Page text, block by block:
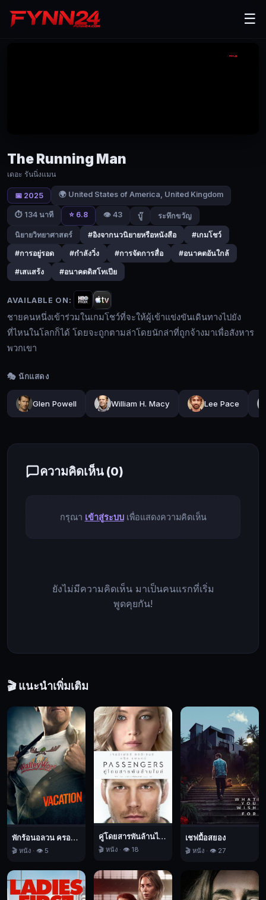
☰
🔍
🔓
เข้า
ระบบ
The
Running
แมน
Fynn24
ชาย
หนึ่ง
เข้า
ร่วม
ใน
จะ
ให้
เข้า
แข่งขัน
เดิน
จ้าง
มา
เพื่อ
สังหาร
พวก
เขา
The
Running
Man,
เดอะ
รัน
แมน,
ระทึก
ขวัญ,
The Running Man
เดอะ รันนิ่งแมน
📅 2025 🌍 United States of America, United Kingdom
⏱ 134 นาที ⭐ 6.8 👁️ 43 บู๊ ระทึกขวัญ
นิยายวิทยาศาสตร์ #อิงจากนวนิยายหรือหนังสือ #เกมโชว์
#การอยู่รอด #กำลังวิ่ง #การจัดการสื่อ #อนาคตอันใกล้
#เสแสร้ง #อนาคตดิสโทเปีย
AVAILABLE ON:
ชายคนหนึ่งเข้าร่วมในเกมโชว์ที่จะให้ผู้เข้าแข่งขันเดินทางไปยัง
ที่ไหนในโลกก็ได้ โดยจะถูกตามล่าโดยนักล่าที่ถูกจ้างมาเพื่อสังหาร
พวกเขา
🎭 นักแสดง
Glen Powell William H. Macy Lee Pace
ความคิดเห็น (0)
กรุณา เข้าสู่ระบบเพื่อแสดงความคิดเห็น
ยังไม่มีความคิดเห็น มาเป็นคนแรกที่เริ่ม
พูดคุยกัน!
🎬 แนะนำเพิ่มเติม
พักร้อนอลวน ครอบครัวอลเวง
🎬 หนัง · 👁️ 5
คู่โดยสารพันล้านไมล์
🎬 หนัง · 👁️ 18
เชฟมื้อสยอง
🎬 หนัง · 👁️ 27